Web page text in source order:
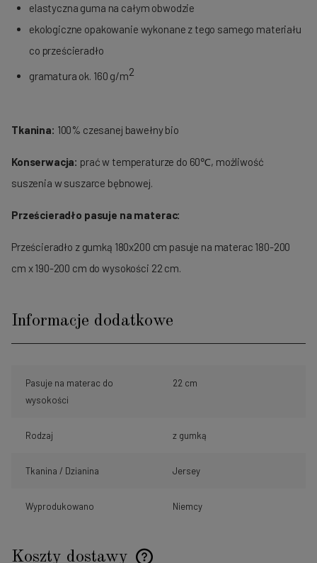
elastyczna guma na całym obwodzie
ekologiczne opakowanie wykonane z tego samego materiału
co prześcieradło
gramatura ok. 160 g/m2
Tkanina: 100% czesanej bawełny bio
Konserwacja: prać w temperaturze do 60℃, możliwość
suszenia w suszarce bębnowej.
Prześcieradło pasuje na materac:
Prześcieradło z gumką 180x200 cm pasuje na materac 180-200
cm x 190-200 cm do wysokości 22 cm.
Informacje dodatkowe
Pasuje na materac do
wysokości
22 cm
Rodzaj z gumką
Tkanina / Dzianina Jersey
Wyprodukowano Niemcy
Koszty dostawy